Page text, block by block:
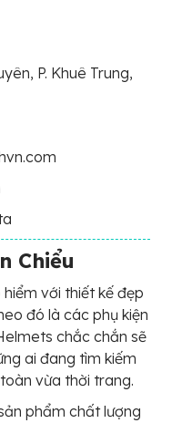
P. Khuê Trung,
Chiểu
với thiết kế đẹp
đó là các phụ kiện
chắc chắn sẽ
ai đang tìm kiếm
vừa thời trang.
phẩm chất lượng